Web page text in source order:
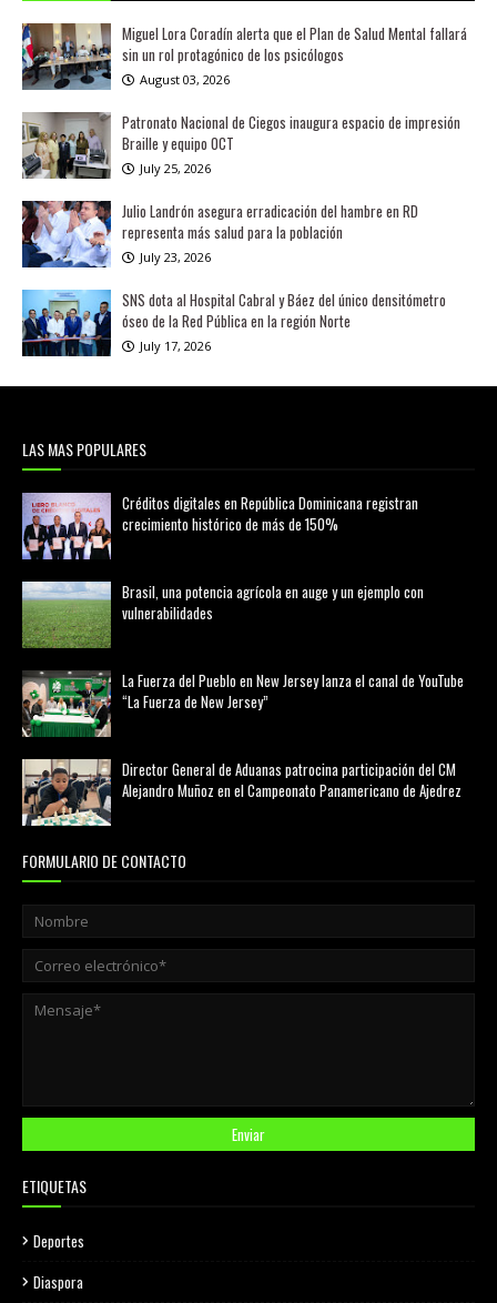
Miguel Lora Coradín alerta que el Plan de Salud Mental fallará
sin un rol protagónico de los psicólogos
August 03, 2026
Patronato Nacional de Ciegos inaugura espacio de impresión
Braille y equipo OCT
July 25, 2026
Julio Landrón asegura erradicación del hambre en RD
representa más salud para la población
July 23, 2026
SNS dota al Hospital Cabral y Báez del único densitómetro
óseo de la Red Pública en la región Norte
July 17, 2026
LAS MAS POPULARES
Créditos digitales en República Dominicana registran
crecimiento histórico de más de 150%
Brasil, una potencia agrícola en auge y un ejemplo con
vulnerabilidades
La Fuerza del Pueblo en New Jersey lanza el canal de YouTube
“La Fuerza de New Jersey”
Director General de Aduanas patrocina participación del CM
Alejandro Muñoz en el Campeonato Panamericano de Ajedrez
FORMULARIO DE CONTACTO
ETIQUETAS
Deportes
Diaspora